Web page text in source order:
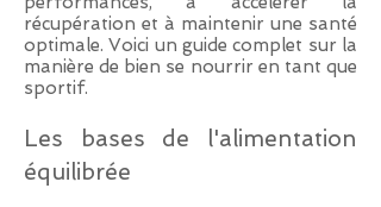
récupération et à maintenir une santé
optimale. Voici un guide complet sur la
manière de bien se nourrir en tant que
sportif.
Les bases de l'alimentation
équilibrée